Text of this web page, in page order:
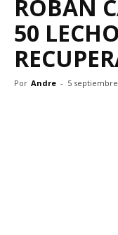
ROBAN
50
Por Andre - 5